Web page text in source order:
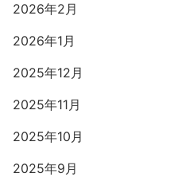
2026年2月
2026年1月
2025年12月
2025年11月
2025年10月
2025年9月